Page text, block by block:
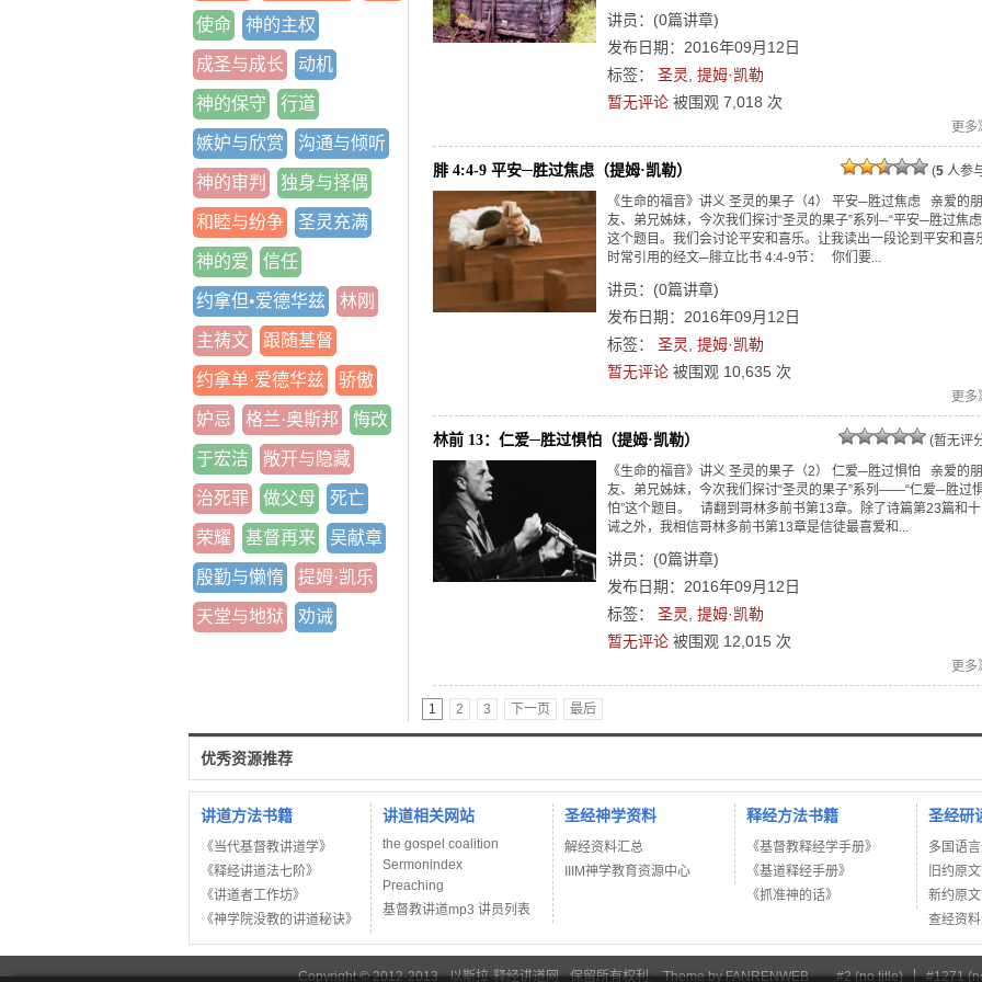
使命 神的主权
成圣与成长 动机
神的保守 行道
嫉妒与欣赏 沟通与倾听
神的审判 独身与择偶
和睦与纷争 圣灵充满
神的爱 信任
约拿但•爱德华兹 林刚
主祷文 跟随基督
约拿单·爱德华兹 骄傲
妒忌 格兰·奥斯邦 悔改
于宏洁 敞开与隐藏
治死罪 做父母 死亡
荣耀 基督再来 吴献章
殷勤与懒惰 提姆·凯乐
天堂与地狱 劝诫
讲员： (0篇讲章)
发布日期：2016年09月12日
标签： 圣灵
提姆·凯勒
暂无评论 被围观 7,018 次
更多
腓 4:4-9 平安─胜过焦虑（提姆·凯勒） (5 人参
《生命的福音》讲义 圣灵的果子（4） 平安─胜过焦虑 亲爱的朋
友、弟兄姊妹，今次我们探讨“圣灵的果子”系列─“平安─胜过焦虑
这个题目。我们会讨论平安和喜乐。让我读出一段论到平安和喜
时常引用的经文─腓立比书 4:4-9节： 你们要...
讲员： (0篇讲章)
发布日期：2016年09月12日
标签： 圣灵
提姆·凯勒
暂无评论 被围观 10,635 次
更多
林前 13：仁爱─胜过惧怕（提姆·凯勒）
(暂无评
《生命的福音》讲义 圣灵的果子（2） 仁爱─胜过惧怕 亲爱的朋
友、弟兄姊妹，今次我们探讨“圣灵的果子”系列——“仁爱─胜过
怕”这个题目。 请翻到哥林多前书第13章。除了诗篇第23篇和十
诫之外，我相信哥林多前书第13章是信徒最喜爱和...
讲员： (0篇讲章)
发布日期：2016年09月12日
标签： 圣灵
提姆·凯勒
暂无评论 被围观 12,015 次
更多
1 2 3 下一页 最后
优秀资源推荐
讲道方法书籍
《当代基督教讲道学》
《释经讲道法七阶》
《讲道者工作坊》
《神学院没教的讲道秘诀》
讲道相关网站
the gospel coalition
Sermonindex
Preaching
基督教讲道mp3 讲员列表
圣经神学资料
解经资料汇总
IIIM神学教育资源中心
释经方法书籍
《基督教释经学手册》
《基道释经手册》
《抓准神的话》
圣经研
多国语
旧约原
新约原
查经资料
Copyright © 2012-2013 以斯拉·释经讲道网 保留所有权利. Theme byFANRENWEB #2 (no title) #1271